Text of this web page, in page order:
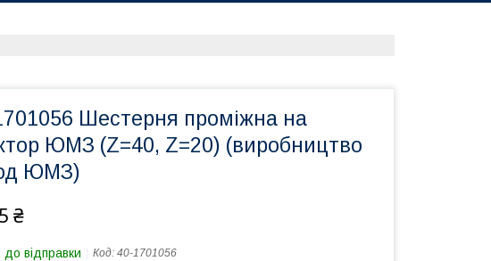
Шестерня проміжна на
ЮМЗ (Z=40, Z=20) (виробництво
ЮМЗ)
₴
до відправки Код: 40-1701056